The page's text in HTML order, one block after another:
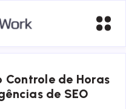
Controle de Horas
de SEO